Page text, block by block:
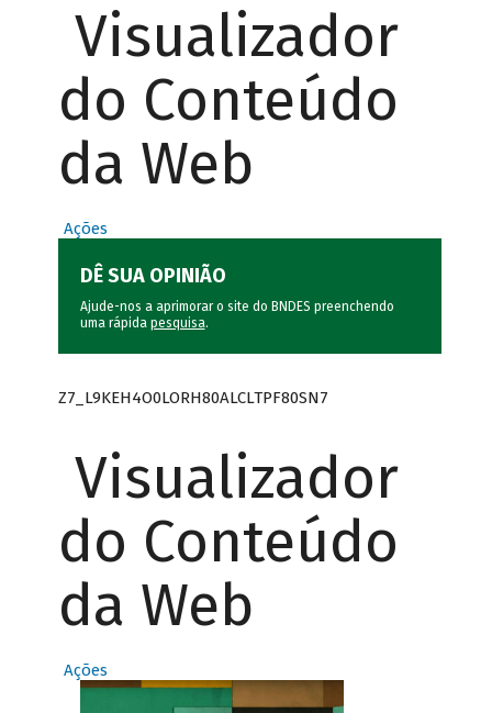
Visualizador
do Conteúdo
da Web
Ações
DÊ SUA OPINIÃO
Ajude-nos a aprimorar o site do BNDES preenchendo
uma rápida pesquisa.
Z7_L9KEH4O0LORH80ALCLTPF80SN7
Visualizador
do Conteúdo
da Web
Ações